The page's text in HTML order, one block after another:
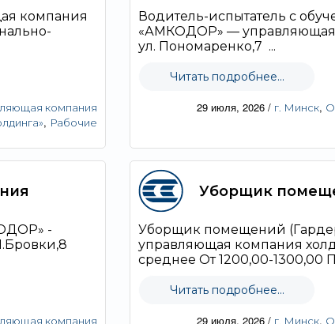
компания
компания
, Рабочие
Водитель-испытатель с
«АМКОДОР» — управляющая
ул. Пономаренко,7 ...
Читать подробнее...
29 июля, 2026 / г. Минск,
-
компания
Уборщик
Уборщик помещений
управляющая компания
среднее От 1200,00-1300,00
Читать подробнее...
29 июля, 2026 / г. Минск,